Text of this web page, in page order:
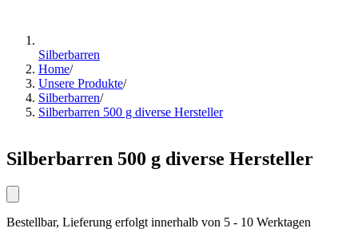
Silberbarren
Home/
Unsere Produkte/
Silberbarren/
Silberbarren 500 g diverse Hersteller
Silberbarren 500 g diverse Hersteller
Bestellbar, Lieferung erfolgt innerhalb von 5 - 10 Werktagen